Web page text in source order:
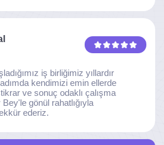
iş birliğimiz yıllardır
kendimizi emin ellerde
ve sonuç odaklı çalışma
gönül rahatlığıyla
ederiz.